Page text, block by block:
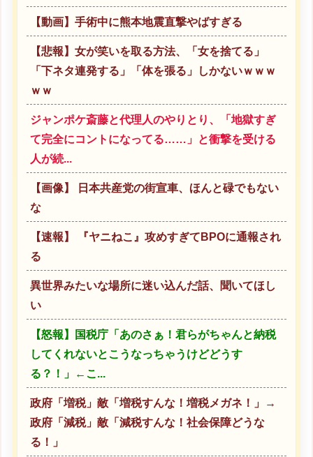
【動画】手術中に熊本地震直撃やばすぎる
【悲報】女が笑いを取る方法、「女を捨てる」
「下ネタ連発する」「体を張る」しかないｗｗｗ
ｗｗ
ジャンポケ斎藤と代理人のやりとり、「地獄すぎ
て完全にコントになってる……」と衝撃を受ける
人が続...
【画像】 日本共産党の街宣車、ほんと碌でもない
な
【速報】 『ヤニねこ』攻めすぎてBPOに通報され
る
異世界みたいな場所に迷い込んだ話、聞いてほし
い
【怒報】国税庁「あのさぁ！君らがちゃんと納税
してくれないとこうなっちゃうけどどうす
る？！」←こ...
政府「増税」敵「増税すんな！増税メガネ！」→
政府「減税」敵「減税すんな！社会保障どうな
る！」